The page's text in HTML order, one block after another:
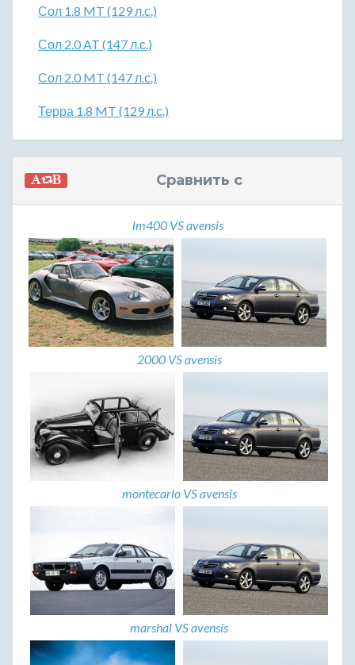
Сол 1.8 MT (129 л.с.)
Сол 2.0 AT (147 л.с.)
Сол 2.0 MT (147 л.с.)
Терра 1.8 MT (129 л.с.)
Сравнить с
lm400 VS avensis
2000 VS avensis
montecarlo VS avensis
marshal VS avensis